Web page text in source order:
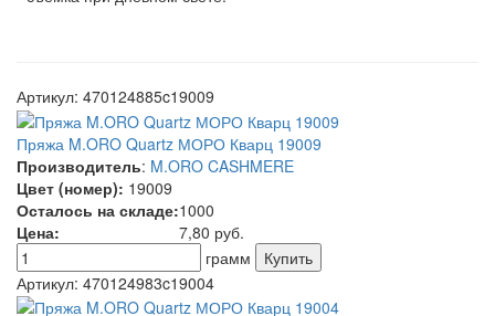
Артикул: 470124885c19009
Пряжа M.ORO Quartz МОРО Кварц 19009
Производитель: M.ORO CASHMERE
Цвет (номер): 19009
Осталось на складе:1000
Цена:
7,80 руб.
грамм
Артикул: 470124983c19004